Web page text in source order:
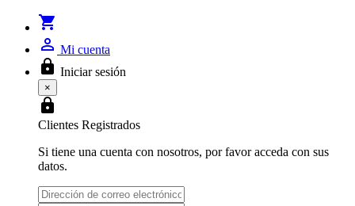
shopping_cart
person_outline Mi cuenta
lock Iniciar sesión
×
lock
Clientes Registrados
Si tiene una cuenta con nosotros, por favor acceda con sus
datos.